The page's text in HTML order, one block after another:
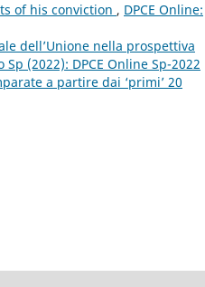
of his conviction , DPCE Online:
dell’Unione nella prospettiva
Sp (2022): DPCE Online Sp-2022
a partire dai ‘primi’ 20